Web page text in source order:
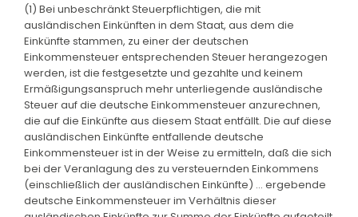
(1) Bei unbeschränkt Steuerpflichtigen, die mit
ausländischen Einkünften in dem Staat, aus dem die
Einkünfte stammen, zu einer der deutschen
Einkommensteuer entsprechenden Steuer herangezogen
werden, ist die festgesetzte und gezahlte und keinem
Ermäßigungsanspruch mehr unterliegende ausländische
Steuer auf die deutsche Einkommensteuer anzurechnen,
die auf die Einkünfte aus diesem Staat entfällt. Die auf diese
ausländischen Einkünfte entfallende deutsche
Einkommensteuer ist in der Weise zu ermitteln, daß die sich
bei der Veranlagung des zu versteuernden Einkommens
(einschließlich der ausländischen Einkünfte) ... ergebende
deutsche Einkommensteuer im Verhältnis dieser